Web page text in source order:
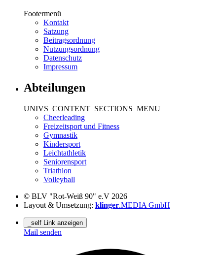
Footermenü
Kontakt
Satzung
Beitragsordnung
Nutzungsordnung
Datenschutz
Impressum
Abteilungen
UNIVS_CONTENT_SECTIONS_MENU
Cheerleading
Freizeitsport und Fitness
Gymnastik
Kindersport
Leichtathletik
Seniorensport
Triathlon
Volleyball
© BLV "Rot-Weiß 90" e.V 2026
Layout & Umsetzung: klinger.MEDIA GmbH
_self Link anzeigen
Mail senden